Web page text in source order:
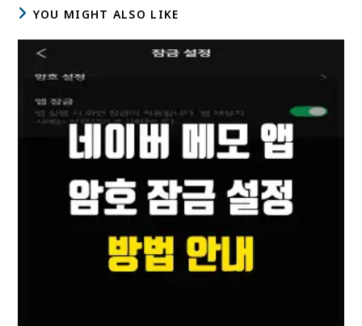
YOU MIGHT ALSO LIKE